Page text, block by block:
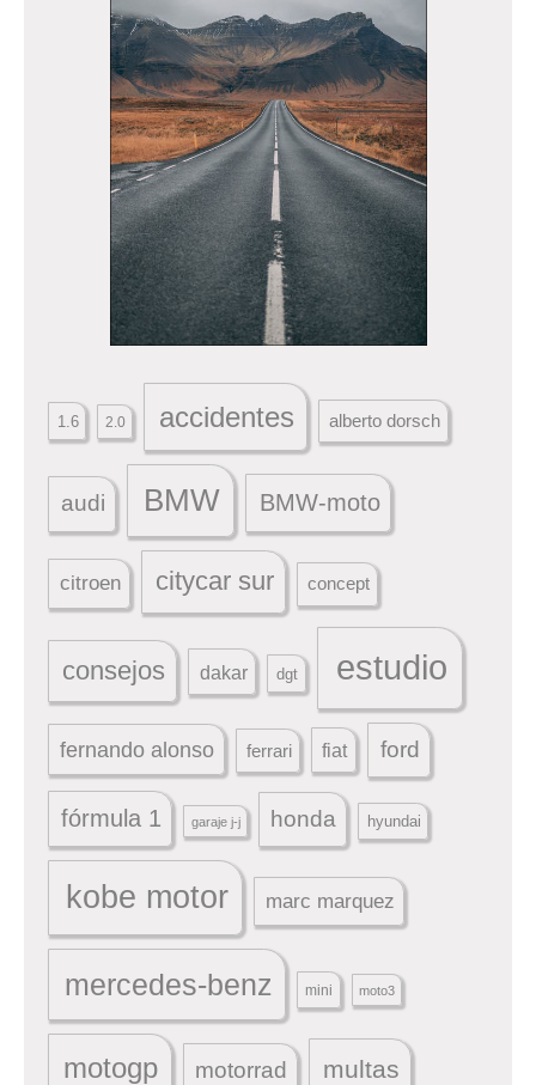
1.6 2.0 accidentes alberto dorsch
audi BMW BMW-moto
citroen citycar sur concept
consejos dakar dgt estudio
fernando alonso ferrari fiat ford
fórmula 1 garaje j-j honda hyundai
kobe motor marc marquez
mercedes-benz mini moto3
motogp motorrad multas